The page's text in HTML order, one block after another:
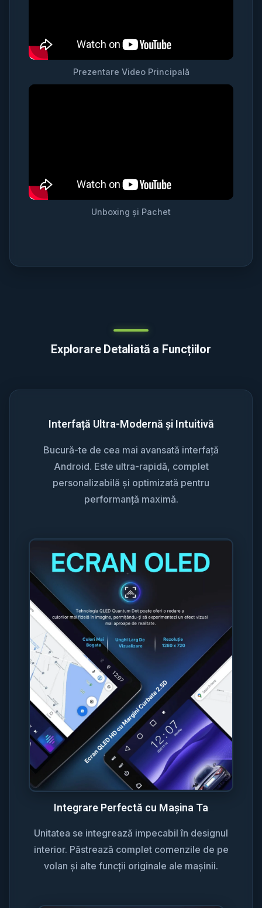
Prezentare Video Principală
Unboxing și Pachet
Explorare Detaliată a Funcțiilor
Interfață Ultra-Modernă și Intuitivă
Bucură-te de cea mai avansată interfață
Android. Este ultra-rapidă, complet
personalizabilă și optimizată pentru
performanță maximă.
Integrare Perfectă cu Mașina Ta
Unitatea se integrează impecabil în designul
interior. Păstrează complet comenzile de pe
volan și alte funcții originale ale mașinii.